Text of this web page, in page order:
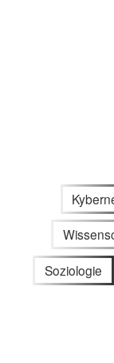
Soziologie